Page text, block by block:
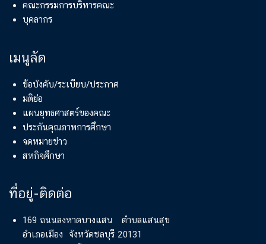
คณะกรรมการบริหารคณะ
บุคลากร
เมนูลัด
ข้อบังคับ/ระเบียบ/ประกาศ
มติย่อ
แผนยุทธศาสตร์ของคณะ
ประกันคุณภาพการศึกษา
จดหมายข่าว
สหกิจศึกษา
ที่อยู่-ติดต่อ
169 ถนนลงหาดบางแสน ตำบลแสนสุข
อำเภอเมือง จังหวัดชลบุรี 20131